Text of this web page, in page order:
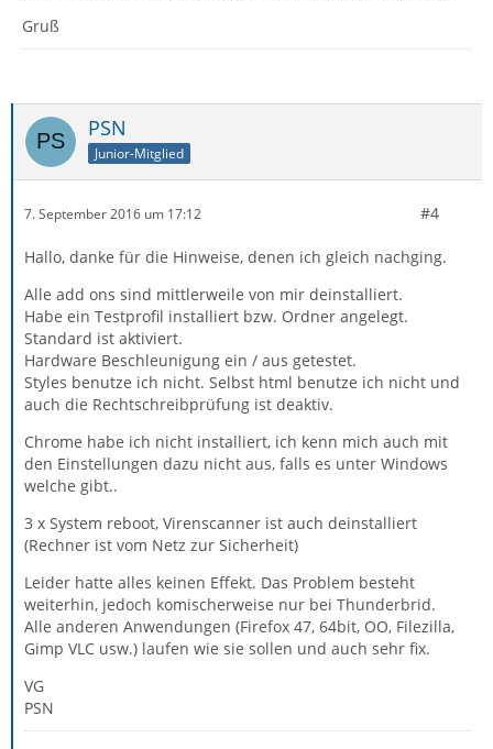
Gruß
PSN
Junior-Mitglied
7. September 2016 um 17:12 #4
Hallo, danke für die Hinweise, denen ich gleich nachging.
Alle add ons sind mittlerweile von mir deinstalliert.
Habe ein Testprofil installiert bzw. Ordner angelegt.
Standard ist aktiviert.
Hardware Beschleunigung ein / aus getestet.
Styles benutze ich nicht. Selbst html benutze ich nicht und
auch die Rechtschreibprüfung ist deaktiv.
Chrome habe ich nicht installiert, ich kenn mich auch mit
den Einstellungen dazu nicht aus, falls es unter Windows
welche gibt..
3 x System reboot, Virenscanner ist auch deinstalliert
(Rechner ist vom Netz zur Sicherheit)
Leider hatte alles keinen Effekt. Das Problem besteht
weiterhin, jedoch komischerweise nur bei Thunderbrid.
Alle anderen Anwendungen (Firefox 47, 64bit, OO, Filezilla,
Gimp VLC usw.) laufen wie sie sollen und auch sehr fix.
VG
PSN